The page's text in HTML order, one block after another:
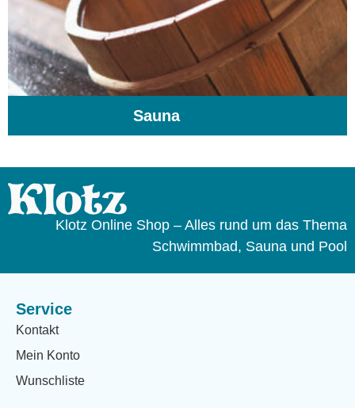
Sauna
Klotz Online Shop – Alles rund um das Thema
Schwimmbad, Sauna und Pool
Service
Kontakt
Mein Konto
Wunschliste